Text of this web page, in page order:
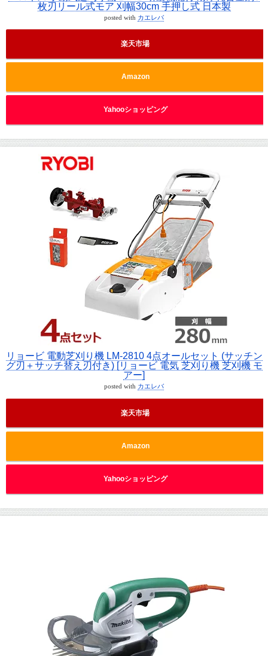
枚刃リール式モア 刈幅30cm 手押し式 日本製
posted with カエレバ
楽天市場
Amazon
Yahooショッピング
リョービ 電動芝刈り機 LM-2810 4点オールセット (サッチン
グ刃＋サッチ替え刃付き) [リョービ 電気 芝刈り機 芝刈機 モ
アー]
posted with カエレバ
楽天市場
Amazon
Yahooショッピング